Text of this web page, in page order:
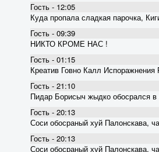
Гость - 12:05
Куда пропала сладкая парочка,
Гость - 09:39
НИКТО КРОМЕ НАС !
Гость - 01:15
Креатив Говно Калл Испоражнения
Гость - 21:10
Пидар Борисыч жыдко обосрался в
Гость - 20:13
Соси обосраный хуй Палонскава,
Гость - 20:13
Соси обосраный хуй Палонскава,